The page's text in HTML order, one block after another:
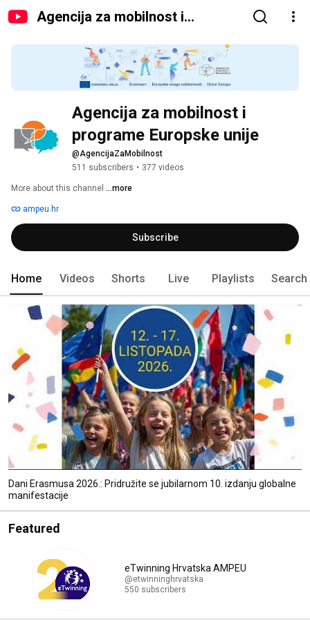
Agencija za mobilnost i
Agencija za mobilnost i
programe Europske unije
@AgencijaZaMobilnost
511 subscribers • 377 videos
More about this channel ...more
ampeu.hr
Subscribe
Home Videos Shorts Live Playlists Search
Dani Erasmusa 2026.: Pridružite se jubilarnom 10. izdanju globalne
manifestacije
Featured
eTwinning Hrvatska AMPEU
@etwinninghrvatska
550 subscribers